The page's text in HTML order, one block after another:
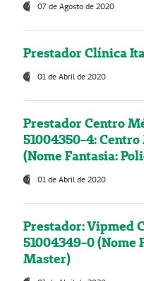
07 de Agosto de 2020
Prestador Clínica
01 de Abril de 2020
Prestador Centro
51004350-4:
(Nome Fantasia:
01 de Abril de 2020
Prestador: Vipmed
51004349-0 (Nome
Master)